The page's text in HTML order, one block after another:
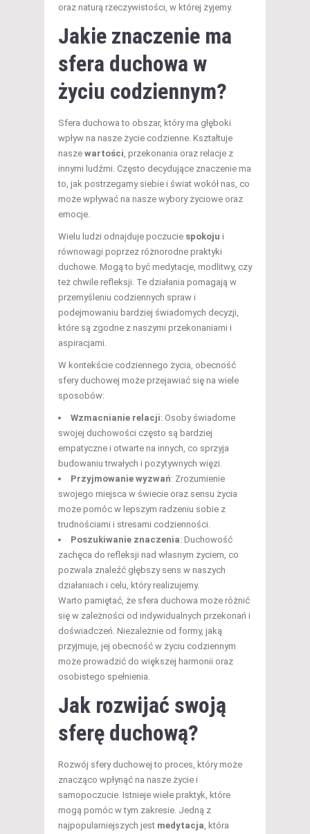
oraz naturą rzeczywistości, w której żyjemy.
Jakie znaczenie ma
sfera duchowa w
życiu codziennym?
Sfera duchowa to obszar, który ma głęboki
wpływ na nasze życie codzienne. Kształtuje
nasze wartości , przekonania oraz relacje z
innymi ludźmi. Często decydujące znaczenie ma
to, jak postrzegamy siebie i świat wokół nas, co
może wpływać na nasze wybory życiowe oraz
emocje.
Wielu ludzi odnajduje poczucie spokoju i
równowagi poprzez różnorodne praktyki
duchowe. Mogą to być medytacje, modlitwy, czy
też chwile refleksji. Te działania pomagają w
przemyśleniu codziennych spraw i
podejmowaniu bardziej świadomych decyzji,
które są zgodne z naszymi przekonaniami i
aspiracjami.
W kontekście codziennego życia, obecność
sfery duchowej może przejawiać się na wiele
sposobów:
Wzmacnianie relacji: Osoby świadome
swojej duchowości często są bardziej
empatyczne i otwarte na innych, co sprzyja
budowaniu trwałych i pozytywnych więzi.
Przyjmowanie wyzwań: Zrozumienie
swojego miejsca w świecie oraz sensu życia
może pomóc w lepszym radzeniu sobie z
trudnościami i stresami codzienności.
Poszukiwanie znaczenia: Duchowość
zachęca do refleksji nad własnym życiem, co
pozwala znaleźć głębszy sens w naszych
działaniach i celu, który realizujemy.
Warto pamiętać, że sfera duchowa może różnić
się w zależności od indywidualnych przekonań i
doświadczeń. Niezależnie od formy, jaką
przyjmuje, jej obecność w życiu codziennym
może prowadzić do większej harmonii oraz
osobistego spełnienia.
Jak rozwijać swoją
sferę duchową?
Rozwój sfery duchowej to proces, który może
znacząco wpłynąć na nasze życie i
samopoczucie. Istnieje wiele praktyk, które
mogą pomóc w tym zakresie. Jedną z
najpopularniejszych jest medytacja , która